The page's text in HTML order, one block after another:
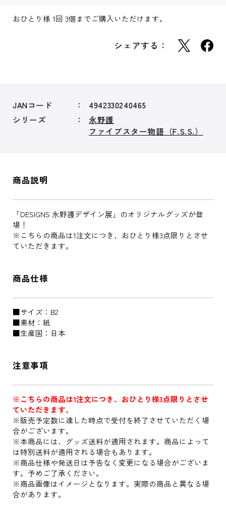
おひとり様 1回 3個までご購入いただけます。
シェアする：
JANコード
4942330240465
シリーズ
永野護
ファイブスター物語（F.S.S.）
商品説明
「DESIGNS 永野護デザイン展」のオリジナルグッズが登
場！
※こちらの商品は1注文につき、おひとり様3点限りとさせ
ていただきます。
商品仕様
■サイズ：B2
■素材：紙
■生産国：日本
注意事項
※こちらの商品は1注文につき、おひとり様3点限りとさせ
ていただきます。
※販売予定数に達した時点で受付を終了させていただく場
合がございます。
※本商品には、グッズ送料が適用されます。商品によって
は特別送料が適用される場合もあります。
※商品仕様や発送日は予告なく変更になる場合がございま
す。予めご了承ください。
※商品画像はイメージとなります。実際の商品と異なる場
合があります。